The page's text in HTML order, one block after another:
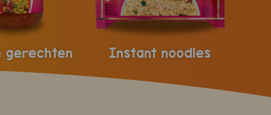
gerechten Instant noodles